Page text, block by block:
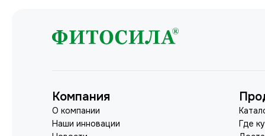
Компания
О компании
Наши инновации
Где